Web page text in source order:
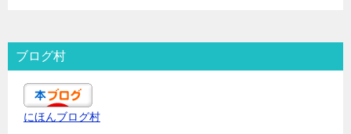
ブログ村
にほんブログ村